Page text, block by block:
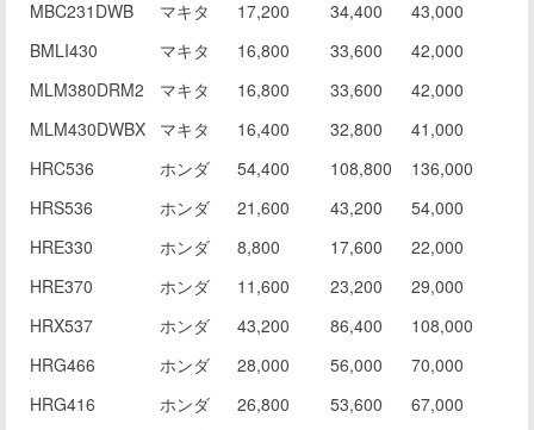
MBC231DWB
マキタ 17,200 34,400
43,000
BMLI430
マキタ 16,800 33,600
42,000
MLM380DRM2
マキタ 16,800 33,600
42,000
MLM430DWBX
マキタ 16,400 32,800
41,000
HRC536
ホンダ 54,400 108,800
136,000
HRS536
ホンダ 21,600 43,200
54,000
HRE330
ホンダ 8,800 17,600
22,000
HRE370
ホンダ 11,600 23,200
29,000
HRX537
ホンダ 43,200 86,400
108,000
HRG466
ホンダ 28,000 56,000
70,000
HRG416
ホンダ 26,800 53,600
67,000